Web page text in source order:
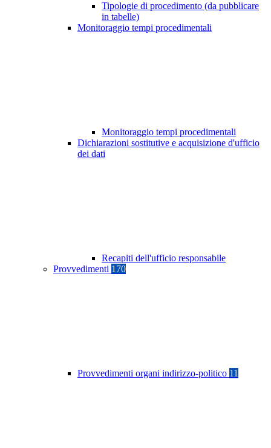
Tipologie di procedimento (da pubblicare
in tabelle)
Monitoraggio tempi procedimentali
Monitoraggio tempi procedimentali
Dichiarazioni sostitutive e acquisizione d'ufficio
dei dati
Recapiti dell'ufficio responsabile
Provvedimenti 170
Provvedimenti organi indirizzo-politico 11